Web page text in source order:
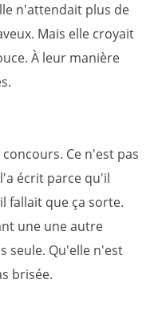
n'attendait plus de
Mais elle croyait
À leur manière
Ce n'est pas
écrit parce qu'il
fallait que ça sorte.
une une autre
seule. Qu'elle n'est
brisée.